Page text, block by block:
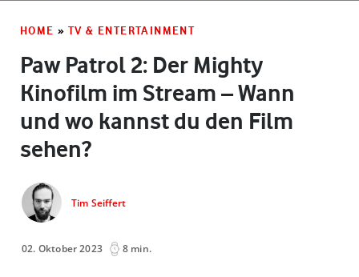
HOME » TV & ENTERTAINMENT
Paw Patrol 2: Der Mighty
Kinofilm im Stream – Wann
und wo kannst du den Film
sehen?
Tim Seiffert
02. Oktober 2023 8 min.